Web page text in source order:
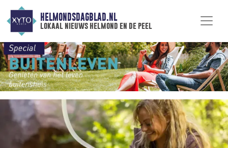
HELMONDSDAGBLAD.NL
lokaal nieuws helmond en de peel